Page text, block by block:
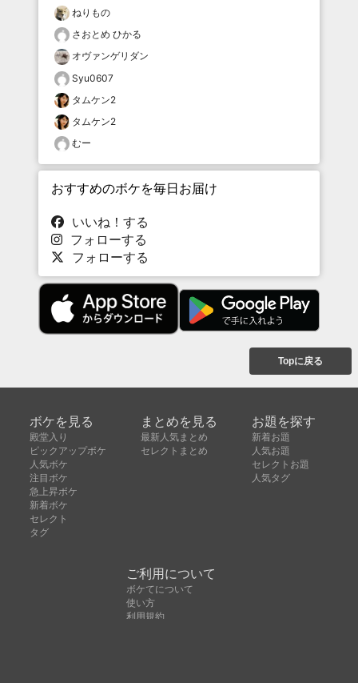
ねりもの
さおとめ ひかる
オヴァンゲリダン
Syu0607
タムケン2
タムケン2
むー
おすすめのボケを毎日お届け
いいね！する
フォローする
フォローする
Topに戻る
ボケを見る
殿堂入り
ピックアップボケ
人気ボケ
注目ボケ
急上昇ボケ
新着ボケ
セレクト
タグ
まとめを見る
最新人気まとめ
セレクトまとめ
お題を探す
新着お題
人気お題
セレクトお題
人気タグ
ご利用について
ボケてについて
使い方
利用規約